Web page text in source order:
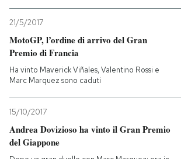
21/5/2017
MotoGP, l’ordine di arrivo del Gran
Premio di Francia
Ha vinto Maverick Viñales, Valentino Rossi e
Marc Marquez sono caduti
15/10/2017
Andrea Dovizioso ha vinto il Gran Premio
del Giappone